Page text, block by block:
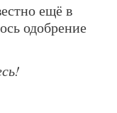
ещё в
одобрение